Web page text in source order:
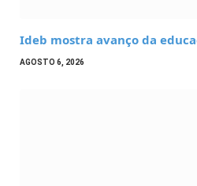
Ideb mostra avanço da
AGOSTO 6, 2026